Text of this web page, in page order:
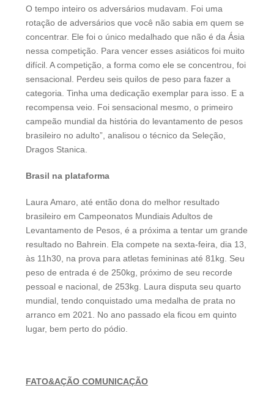
O tempo inteiro os adversários mudavam. Foi uma
rotação de adversários que você não sabia em quem se
concentrar. Ele foi o único medalhado que não é da Ásia
nessa competição. Para vencer esses asiáticos foi muito
difícil. A competição, a forma como ele se concentrou, foi
sensacional. Perdeu seis quilos de peso para fazer a
categoria. Tinha uma dedicação exemplar para isso. E a
recompensa veio. Foi sensacional mesmo, o primeiro
campeão mundial da história do levantamento de pesos
brasileiro no adulto”, analisou o técnico da Seleção,
Dragos Stanica.
Brasil na plataforma
Laura Amaro, até então dona do melhor resultado
brasileiro em Campeonatos Mundiais Adultos de
Levantamento de Pesos, é a próxima a tentar um grande
resultado no Bahrein. Ela compete na sexta-feira, dia 13,
às 11h30, na prova para atletas femininas até 81kg. Seu
peso de entrada é de 250kg, próximo de seu recorde
pessoal e nacional, de 253kg. Laura disputa seu quarto
mundial, tendo conquistado uma medalha de prata no
arranco em 2021. No ano passado ela ficou em quinto
lugar, bem perto do pódio.
FATO&AÇÃO COMUNICAÇÃO